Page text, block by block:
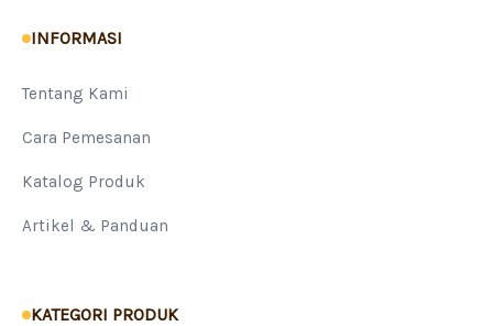
INFORMASI
Tentang Kami
Cara Pemesanan
Katalog Produk
Artikel & Panduan
KATEGORI PRODUK